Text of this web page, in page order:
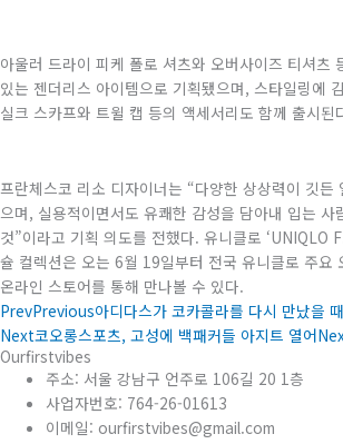
아울러 드라이 피케 폴로 셔츠와 오버사이즈 티셔츠
있는 젠더리스 아이템으로 기획됐으며, 스타일링에
실크 스카프와 트윌 캡 등의 액세서리도 함께 출시된
프란체스코 리소 디자이너는 “다양한 상상력이 깃든
으며, 실용적이면서도 유쾌한 감성을 담아내 입는 사
것”이라고 기획 의도를 전했다. 유니클로 ‘UNIQLO
슐 컬렉션은 오는 6월 19일부터 전국 유니클로 주요
온라인 스토어를 통해 만나볼 수 있다.
PrevPrevious아디다스가 코카콜라를 다시 만났을 때
Next코오롱스포츠, 고성에 백패커들 아지트 열어
Ourfirstvibes
주소: 서울 강남구 언주로 106길 20 1층
사업자번호: 764-26-01613
이메일: ourfirstvibes@gmail.com